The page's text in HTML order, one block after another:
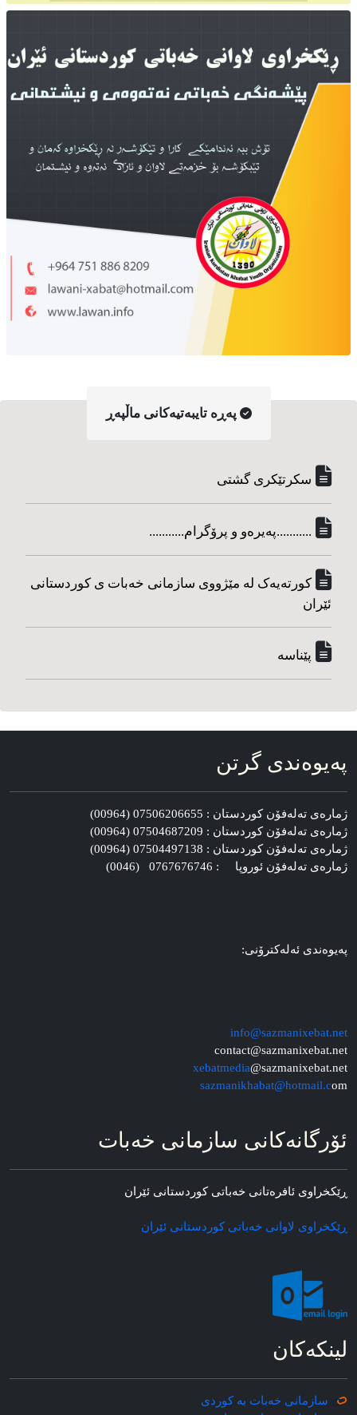
په‌ڕه‌ تایبه‌تیه‌کانی ماڵپه‌ڕ
سکرتێکری گشتی
...........په‌یره‌و و پرۆگرام...........
کورته‌یه‌ک له مێژووی سازمانی خه‌بات ی کوردستانی
ئێران
پێناسه‌
په‌یوه‌ندی گرتن
ژماره‌ی ته‌له‌فۆن کوردستان : 07506206655 (00964)
ژماره‌ی ته‌له‌فۆن کوردستان : 07504687209 (00964)
ژماره‌ی ته‌له‌فۆن کوردستان : 07504497138 (00964)
ژماره‌ی ته‌له‌فۆن ئوروپا : 0767676746 (0046)
په‌یوه‌ندی ئه‌له‌کترۆنی:
info@sazmanixebat.net
contact@sazmanixebat.net
xebatmedia@sazmanixebat.net
sazmanikhabat@hotmail.com
ئۆرگانه‌کانی سازمانی خه‌بات
ڕێکخراوی ئافره‌تانی خه‌باتی کوردستانی ئێران
ڕێکخراوی لاوانی خه‌باتی کوردستانی ئێران
لینکه‌کان
سازمانی خه‌بات به کوردی